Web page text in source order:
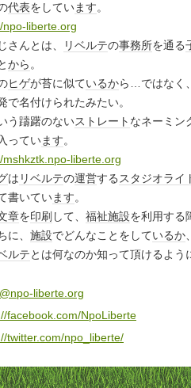
代表をしています。
npo-liberte.org
さんとは、
リベルテの事務所を通る
から。
ヒゲが苔に似ているから…ではなく
で名付けられたみたい。
う躊躇のないストレート なネーミン
っています。
mshkztk.npo-liberte.org
は リベルテの運営するスタジオライ
書いています。
章を印刷 して、 福祉施設を利用する
に、 施設でどんなことをしているか
ルテとは何なのか知って頂けるよう
liberte.org
facebook.com/NpoLiberte
twitter.com/npo_liberte/